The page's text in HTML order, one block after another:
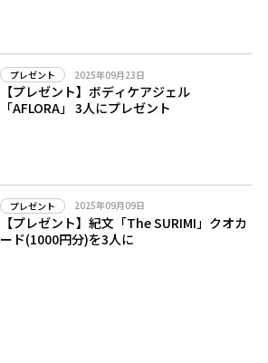
プレゼント 2025年09月23日
【プレゼント】ボディケアジェル
「AFLORA」 3人にプレゼント
プレゼント 2025年09月09日
【プレゼント】紀文「The SURIMI」クオカ
ード(1000円分)を3人に